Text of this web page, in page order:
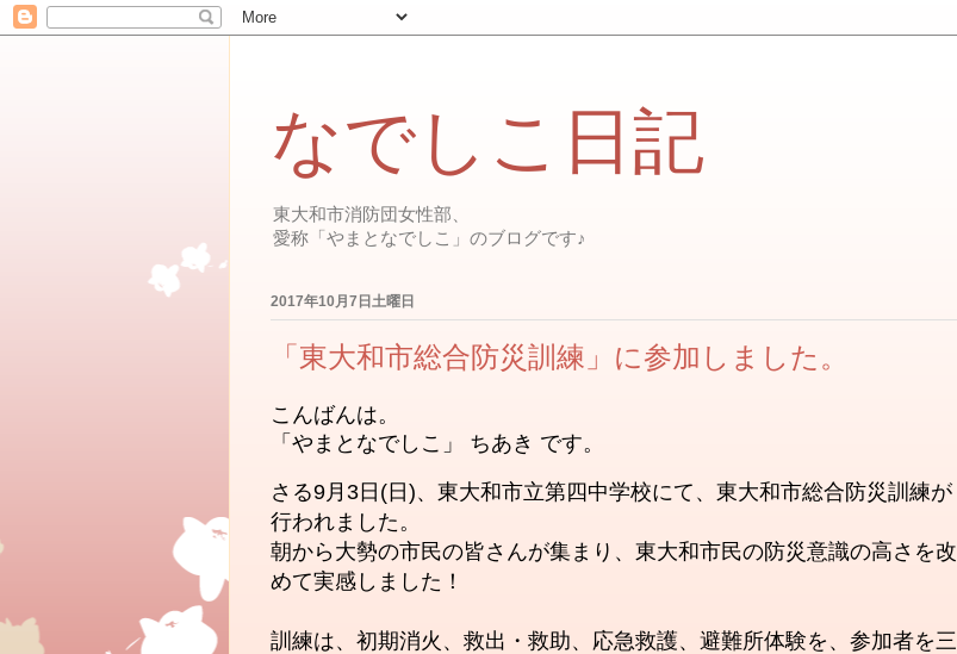
なでしこ日記
東大和市消防団女性部、
愛称「やまとなでしこ」のブログです♪
2017年10月7日土曜日
「東大和市総合防災訓練」に参加しました。
こんばんは。
「やまとなでしこ」 ちあき です。
さる9月3日(日)、東大和市立第四中学校にて、 東大和市総合防災訓練が
行われました。
朝から大勢の市民の皆さんが集まり、東大和市民の防災意識の高さを改
めて実感しました！
訓練は、初期消火、救出・救助、応急救護、避難所体験を、参加者を三